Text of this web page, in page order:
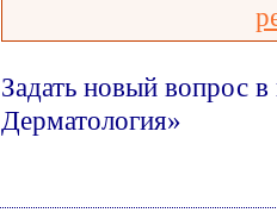
Задать новый вопрос
Дерматология»